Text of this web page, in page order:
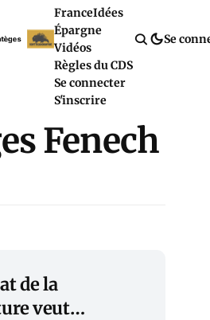
FranceIdées
Épargne
Vidéos
Règles du CDS
Se connecter
S'inscrire
Se
Fenech
de la
veut